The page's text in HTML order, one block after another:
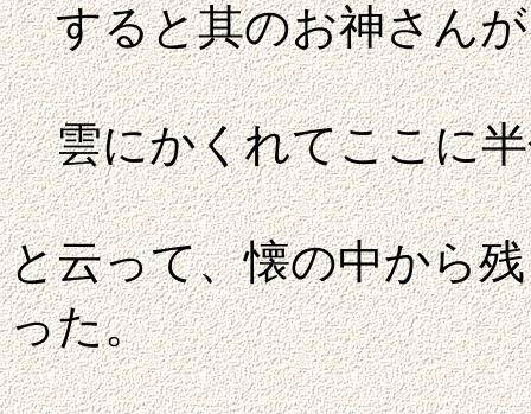
すると其のお神さんが
雲にかくれてここに
と云って、懐の中から
った。